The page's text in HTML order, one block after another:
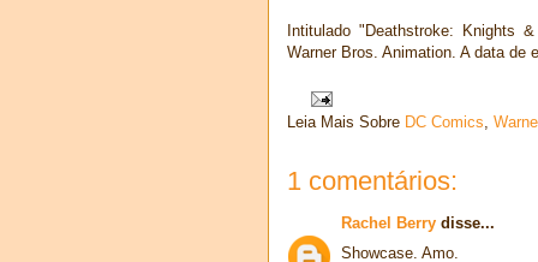
Intitulado "Deathstroke: Knights
Warner Bros. Animation. A data de
Leia Mais Sobre DC Comics,
1 comentários:
Rachel Berry disse...
Showcase. Amo.